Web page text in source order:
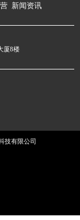
新闻资讯
厦8楼
技有限公司